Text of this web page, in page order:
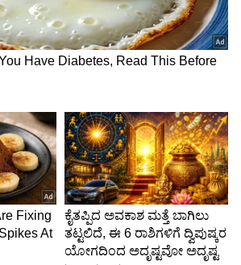
ಕಟ್ಟಡಗಳಿಗೆ ವಿದ್ಯುತ್‌
ನೀಡಲು ಒಸಿ-ಸಿಸಿಯಲ್ಲಿ ವಿನಾಯ್ತಿ.
ಖಾತಾ ಆಸ್ತಿಗಳಿಗೆ ಎ ಖಾತಾ
ಮಾತ್ರ ಅನ್ವಯವಾಗಿರುವ ಬಿ
ನೀಡುವ ಕ್ರಮವನ್ನು ರಾಜ್ಯಕ್ಕೂ
ಸಭೆಯಲ್ಲಿ ನಿರ್ಧರಿಸಲಾಗಿದೆ.
ಗ್ರಾಪಂನಿಂದ ಜಿಬಿಎವರೆಗಿನ ಎಲ್ಲ ಬಿ
ದಾಖಲೆಗಳಿದ್ದ ಎ ಖಾತಾ ನೀಡಲು
ಆ ಮೂಲಕ ದಾಖಲೆ ಸರಿಯಿಲ್ಲದ
ಸಮಸ್ಯೆ ನಿವಾರಿಸಲು ಕ್ರಮ